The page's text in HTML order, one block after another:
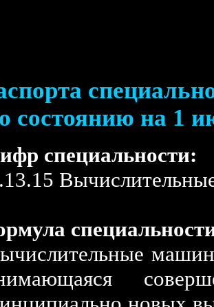
состоянию на 1
специальности: